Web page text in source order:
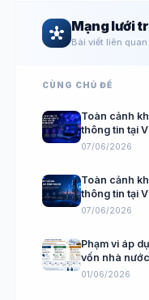
hub Mạng lưới
Bài viết liên
CÙNG CHỦ ĐỀ
Toàn cảnh
thông tin tại
lưu ý dành
07/06/2026
Toàn cảnh
thông tin tại
lưu ý dành
07/06/2026
Phạm vi áp
vốn nhà
khuyến nghị
01/06/2026